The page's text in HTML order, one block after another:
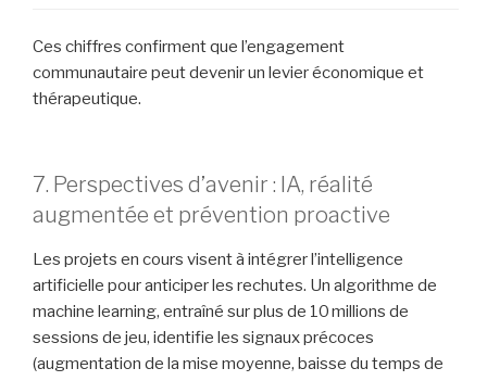
Ces chiffres confirment que l’engagement
communautaire peut devenir un levier économique et
thérapeutique.
7. Perspectives d’avenir : IA, réalité
augmentée et prévention proactive
Les projets en cours visent à intégrer l’intelligence
artificielle pour anticiper les rechutes. Un algorithme de
machine learning, entraîné sur plus de 10 millions de
sessions de jeu, identifie les signaux précoces
(augmentation de la mise moyenne, baisse du temps de